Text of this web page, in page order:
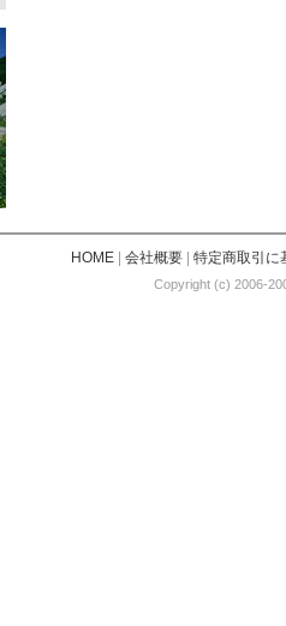
HOME| 会社概要| 特定商取引に
Copyright (c) 2006-